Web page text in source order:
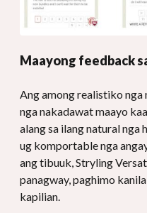
Maayong feedback
Ang among realistiko nga
nga nakadawat maayo
alang sa ilang natural nga
ug komportable nga
ang tibuuk, Stryling
panagway, paghimo
kapilian.